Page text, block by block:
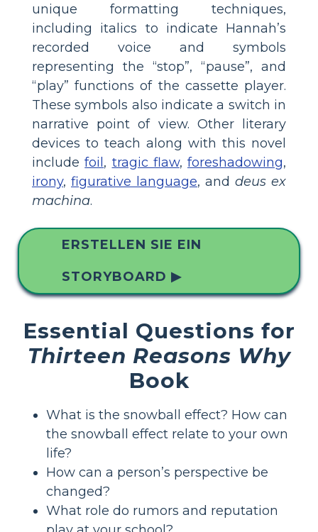
unique formatting techniques,
including italics to indicate Hannah’s
recorded voice and symbols
representing the “stop”, “pause”, and
“play” functions of the cassette player.
These symbols also indicate a switch in
narrative point of view. Other literary
devices to teach along with this novel
includefoil , tragic flaw, foreshadowing,
irony, figurative language, and deus ex
machina.
ERSTELLEN SIE EIN
STORYBOARD ▶
Essential Questions for
Thirteen Reasons Why
Book
What is the snowball effect? How can
the snowball effect relate to your own
life?
How can a person’s perspective be
changed?
What role do rumors and reputation